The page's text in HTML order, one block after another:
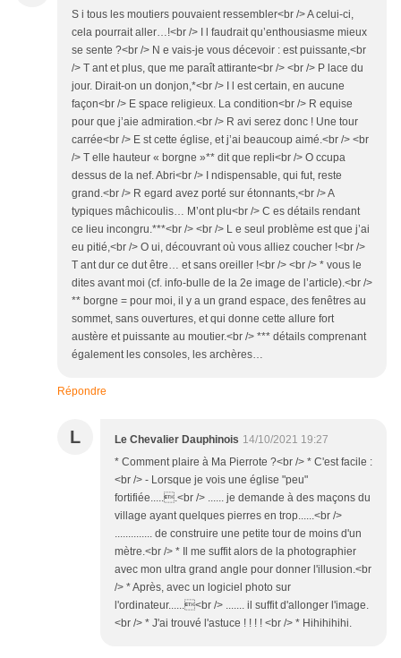
S i tous les moutiers pouvaient ressembler<br /> A celui-ci,
cela pourrait aller…!<br /> I l faudrait qu’enthousiasme mieux
se sente ?<br /> N e vais-je vous décevoir : est puissante,<br
/> T ant et plus, que me paraît attirante<br /> <br /> P lace du
jour. Dirait-on un donjon,*<br /> I l est certain, en aucune
façon<br /> E space religieux. La condition<br /> R equise
pour que j’aie admiration.<br /> R avi serez donc ! Une tour
carrée<br /> E st cette église, et j’ai beaucoup aimé.<br /> <br
/> T elle hauteur « borgne »** dit que repli<br /> O ccupa
dessus de la nef. Abri<br /> I ndispensable, qui fut, reste
grand.<br /> R egard avez porté sur étonnants,<br /> A
typiques mâchicoulis… M’ont plu<br /> C es détails rendant
ce lieu incongru.***<br /> <br /> L e seul problème est que j’ai
eu pitié,<br /> O ui, découvrant où vous alliez coucher !<br />
T ant dur ce dut être… et sans oreiller !<br /> <br /> * vous le
dites avant moi (cf. info-bulle de la 2e image de l’article).<br />
** borgne = pour moi, il y a un grand espace, des fenêtres au
sommet, sans ouvertures, et qui donne cette allure fort
austère et puissante au moutier.<br /> *** détails comprenant
également les consoles, les archères…
Répondre
L Le Chevalier Dauphinois 14/10/2021 19:27
* Comment plaire à Ma Pierrote ?<br /> * C'est facile :
<br /> - Lorsque je vois une église "peu"
fortifiée......<br /> ...... je demande à des maçons du
village ayant quelques pierres en trop......<br />
.............. de construire une petite tour de moins d'un
mètre.<br /> * Il me suffit alors de la photographier
avec mon ultra grand angle pour donner l'illusion.<br
/> * Après, avec un logiciel photo sur
l'ordinateur......<br /> ....... il suffit d'allonger l'image.
<br /> * J'ai trouvé l'astuce ! ! ! ! <br /> * Hihihihihi.